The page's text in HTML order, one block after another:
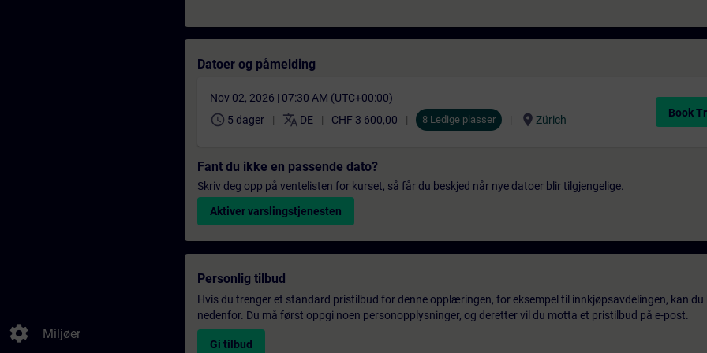
settings Miljøer
Datoer og påmelding
Nov 02, 2026 | 07:30 AM (UTC+00:00)
schedule 5 dager translate DE CHF 3 600,00 8 Ledige plasser location_on Zürich
Book
Fant du ikke en passende dato?
Skriv deg opp på ventelisten for kurset, så får du beskjed når nye datoer blir tilgjengelige.
Aktiver varslingstjenesten
Personlig tilbud
Hvis du trenger et standard pristilbud for denne opplæringen, for eksempel til innkjøpsavdelingen, kan du
nedenfor. Du må først oppgi noen personopplysninger, og deretter vil du motta et pristilbud på e-post.
Gi tilbud